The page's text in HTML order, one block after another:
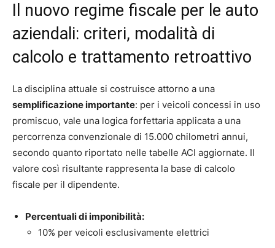
Il nuovo regime fiscale per le auto
aziendali: criteri, modalità di
calcolo e trattamento retroattivo
La disciplina attuale si costruisce attorno a una
semplificazione importante: per i veicoli concessi in uso
promiscuo, vale una logica forfettaria applicata a una
percorrenza convenzionale di 15.000 chilometri annui,
secondo quanto riportato nelle tabelle ACI aggiornate. Il
valore così risultante rappresenta la base di calcolo
fiscale per il dipendente.
Percentuali di imponibilità:
10% per veicoli esclusivamente elettrici